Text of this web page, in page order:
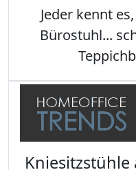
Jeder kennt
Bürostuhl...
Kniesitzstühle